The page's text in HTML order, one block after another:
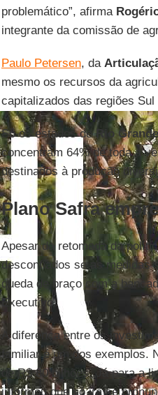
problemático”, afirma
integrante da comissão de
Paulo Petersen, da
mesmo os recursos da
capitalizados das regiões
Só os estados deRio
concentram 64% de toda a
destinados à produção
Plano Safra
Apesar da retomada da
desconfiados se as medidas
queda de braço com a
Executivo.
A diferença entre os
familiar é um dos exemplos.
de R$ 80 bilhões. Já para a
informou que só irá se